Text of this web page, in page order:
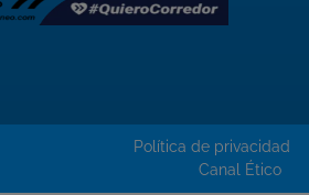
Política de privacidad
Canal Ético